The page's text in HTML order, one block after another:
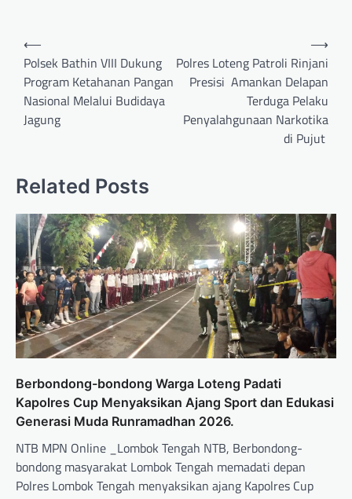
⟵
Polsek Bathin VIII Dukung
Program Ketahanan Pangan
Nasional Melalui Budidaya
Jagung
‎Polres Loteng Patroli Rinjani
Presisi Amankan Delapan
Terduga Pelaku
Penyalahgunaan Narkotika
di Pujut ‎
⟶
Related Posts
Berbondong-bondong Warga Loteng Padati
Kapolres Cup Menyaksikan Ajang Sport dan Edukasi
Generasi Muda Runramadhan 2026.
NTB MPN Online _Lombok Tengah NTB, Berbondong-
bondong masyarakat Lombok Tengah memadati depan
Polres Lombok Tengah menyaksikan ajang Kapolres Cup